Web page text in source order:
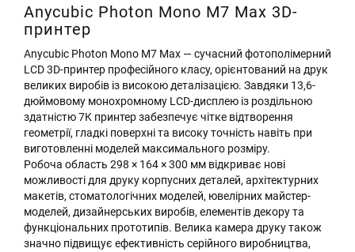
Anycubic Photon Mono M7 Max 3D-
принтер
Anycubic Photon Mono M7 Max — сучасний фотополімерний
LCD 3D-принтер професійного класу, орієнтований на друк
великих виробів із високою деталізацією. Завдяки 13,6-
дюймовому монохромному LCD-дисплею із роздільною
здатністю 7K принтер забезпечує чітке відтворення
геометрії, гладкі поверхні та високу точність навіть при
виготовленні моделей максимального розміру.
Робоча область 298 × 164 × 300 мм відкриває нові
можливості для друку корпусних деталей, архітектурних
макетів, стоматологічних моделей, ювелірних майстер-
моделей, дизайнерських виробів, елементів декору та
функціональних прототипів. Велика камера друку також
значно підвищує ефективність серійного виробництва,